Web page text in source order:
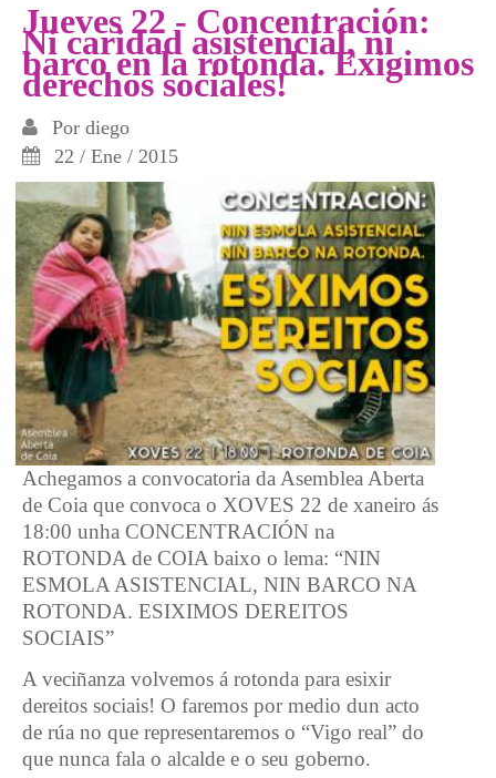
Jueves 22 - Concentración:
Ni caridad asistencial, ni
barco en la rotonda. Exigimos
derechos sociales!
Por diego
22 / Ene / 2015
Achegamos a convocatoria da Asemblea Aberta
de Coia que convoca o XOVES 22 de xaneiro ás
18:00 unha CONCENTRACIÓN na
ROTONDA de COIA baixo o lema: “NIN
ESMOLA ASISTENCIAL, NIN BARCO NA
ROTONDA. ESIXIMOS DEREITOS
SOCIAIS”
A veciñanza volvemos á rotonda para esixir
dereitos sociais! O faremos por medio dun acto
de rúa no que representaremos o “Vigo real” do
que nunca fala o alcalde e o seu goberno.